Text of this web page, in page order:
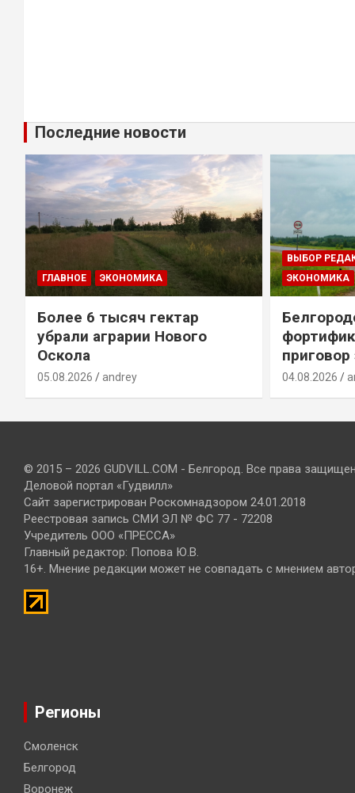
Последние новости
ГЛАВНОЕ ЭКОНОМИКА
Более 6 тысяч гектар
убрали аграрии Нового
Оскола
05.08.2026 andrey
ВЫБОР
ЭКОНОМИКА
04.08.2026
© 2015 – 2026 GUDVILL.COM - Белгород. Все права
Деловой портал «Гудвилл»
Сайт зарегистрирован Роскомнадзором 24.01.2018
Реестровая запись СМИ ЭЛ № ФС 77 - 72208
Учредитель ООО «ПРЕССА»
Главный редактор: Попова Ю.В.
16+. Мнение редакции может не совпадать с мнением
Регионы
Смоленск
Белгород
Воронеж